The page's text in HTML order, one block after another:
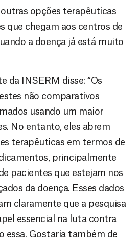
outras opções terapêuticas
que chegam aos centros de
a doença já está muito
da INSERM disse: “Os
não comparativos
usando um maior
No entanto, eles abrem
terapêuticas em termos de
principalmente
pacientes que estejam nos
da doença. Esses dados
claramente que a pesquisa
essencial na luta contra
essa. Gostaria também de